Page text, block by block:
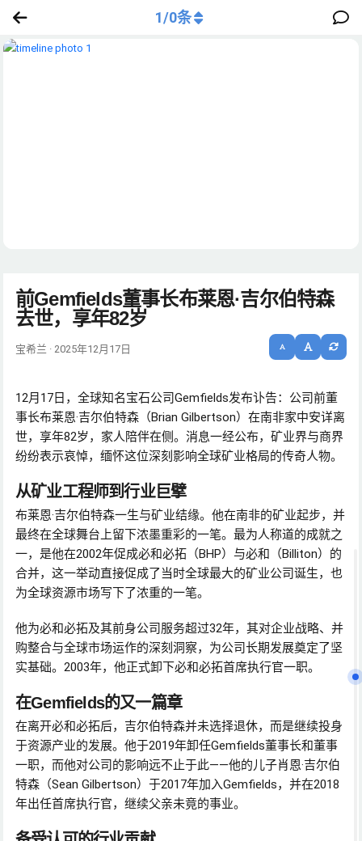
前Gemfields董事长布莱恩·吉尔伯特森
去世，享年82岁
宝希兰 · 2025年12月17日
12月17日，全球知名宝石公司Gemfields发布讣告：公司前董
事长布莱恩·吉尔伯特森（Brian Gilbertson）在南非家中安详离
世，享年82岁，家人陪伴在侧。消息一经公布，矿业界与商界
纷纷表示哀悼，缅怀这位深刻影响全球矿业格局的传奇人物。
从矿业工程师到行业巨擘
布莱恩·吉尔伯特森一生与矿业结缘。他在南非的矿业起步，并
最终在全球舞台上留下浓墨重彩的一笔。最为人称道的成就之
一，是他在2002年促成必和必拓（BHP）与必和（Billiton）的
合并，这一举动直接促成了当时全球最大的矿业公司诞生，也
为全球资源市场写下了浓重的一笔。
他为必和必拓及其前身公司服务超过32年，其对企业战略、并
购整合与全球市场运作的深刻洞察，为公司长期发展奠定了坚
实基础。2003年，他正式卸下必和必拓首席执行官一职。
在Gemfields的又一篇章
在离开必和必拓后，吉尔伯特森并未选择退休，而是继续投身
于资源产业的发展。他于2019年卸任Gemfields董事长和董事
一职，而他对公司的影响远不止于此——他的儿子肖恩·吉尔伯
特森（Sean Gilbertson）于2017年加入Gemfields，并在2018
年出任首席执行官，继续父亲未竟的事业。
1/0条